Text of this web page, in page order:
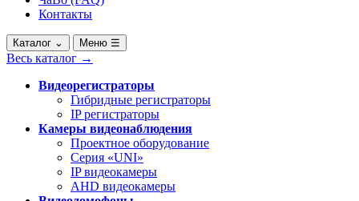
Контакты
Каталог ⌄ Меню ☰
Весь каталог →
Видеорегистраторы
Гибридные регистраторы
IP регистраторы
Камеры видеонаблюдения
Проектное оборудование
Серия «UNI»
IP видеокамеры
AHD видеокамеры